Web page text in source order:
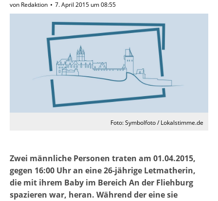
von Redaktion 7. April 2015 um 08:55
Foto: Symbolfoto / Lokalstimme.de
Zwei männliche Personen traten am 01.04.2015,
gegen 16:00 Uhr an eine 26-jährige Letmatherin,
die mit ihrem Baby im Bereich An der Fliehburg
spazieren war, heran. Während der eine sie